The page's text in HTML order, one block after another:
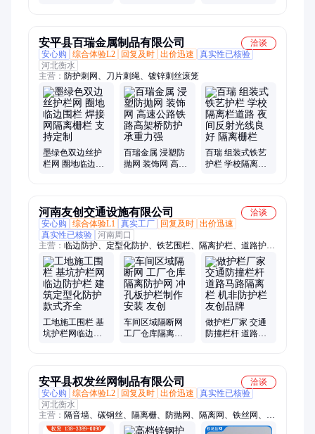
安平县百瑞金属制品有限公司
洽谈
安心购
综合体验L2 回复及时 出价迅速
真实性已核验
河北衡水
主营： 防护刺网、刀片刺绳、镀锌刺丝滚笼
墨绿色双边丝护
栏网 圈地临边围
百瑞金属 浸塑防
抛网 装饰网 高速
百瑞 组装式铁艺
护栏 学校隔离栏
河南友创交通设施有限公司
洽谈
安心购
综合体验L1 真实工厂 回复及时 出价迅速
真实性已核验 河南周口
主营： 临边防护、定型化防护、铁艺围栏、隔离护栏、道路护
栏、铁马护栏、基坑护栏、锌钢围墙护栏、马路交通护栏、铸铁
护栏、pvc护栏、草坪护栏、绿化护栏、运动场防护网、波形梁
护栏、活动护栏、车间隔离网、仓库隔离网、锌钢护栏、铁艺护
栏、围墙护栏、篮球场围网、车间围栏、工厂室内围栏、铁艺栅
栏
工地施工围栏 基
坑护栏网临边防
车间区域隔断网
工厂仓库隔离防
做护栏厂家 交通
防撞栏杆 道路马
安平县权发丝网制品有限公司
洽谈
安心购
综合体验L2 回复及时 出价迅速
真实性已核验
河北衡水
主营： 隔音墙、碳钢丝、隔离栅、防抛网、隔离网、铁丝网、护
栏网、防落网、防坠网、钢板网、钢筋网、防眩网、防护网、桥